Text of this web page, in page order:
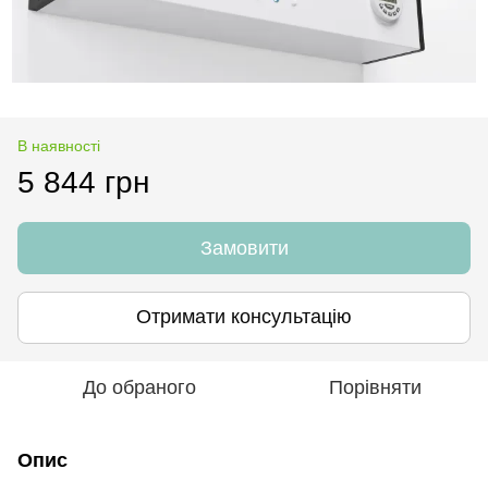
В наявності
5 844 грн
Замовити
Отримати консультацію
До обраного Порівняти
Опис